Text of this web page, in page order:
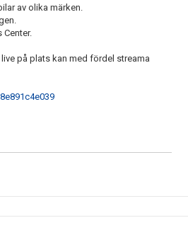
av olika märken.
på plats kan med fördel streama